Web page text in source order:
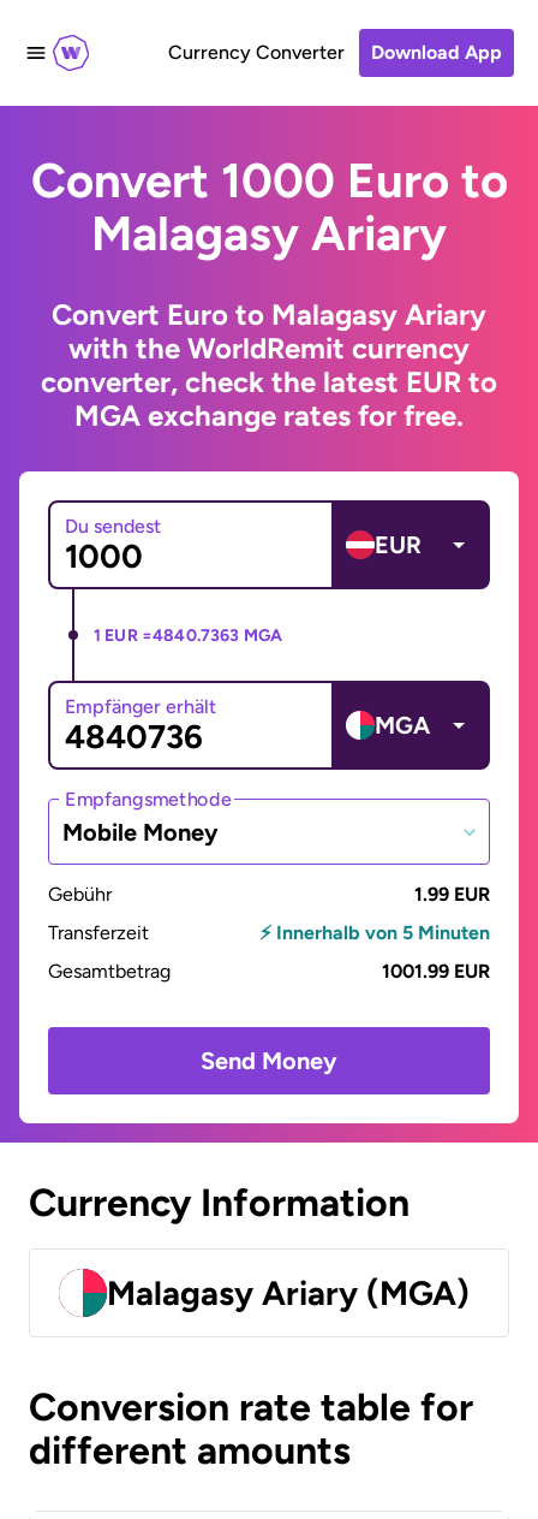
Currency Converter Download App
Convert 1000 Euro to
Malagasy Ariary
Convert Euro to Malagasy Ariary
with the WorldRemit currency
converter, check the latest EUR to
MGA exchange rates for free.
Du sendest
EUR
1 EUR =4840.7363 MGA
Empfänger erhält
MGA
Empfangsmethode
Mobile Money
Gebühr
1.99 EUR
Transferzeit
⚡ Innerhalb von 5 Minuten
Gesamtbetrag
1001.99 EUR
Send Money
Currency Information
Malagasy Ariary (MGA)
Conversion rate table for
different amounts